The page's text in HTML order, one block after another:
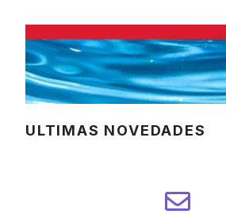
ULTIMAS NOVEDADES